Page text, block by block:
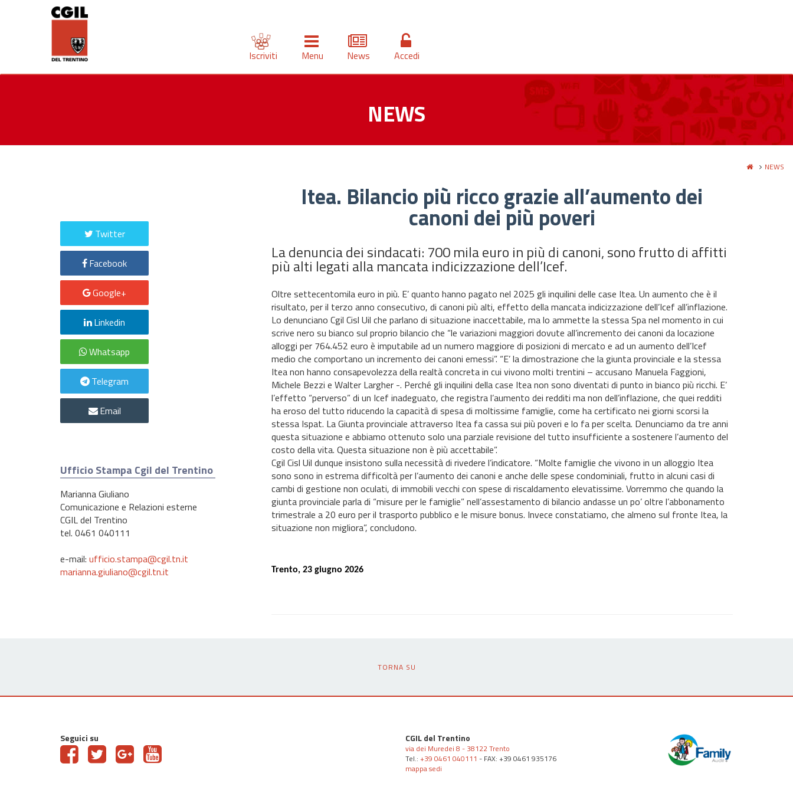
Iscriviti Menu News Accedi
NEWS
NEWS
Itea. Bilancio più ricco grazie all’aumento dei
canoni dei più poveri
La denuncia dei sindacati: 700 mila euro in più di canoni, sono frutto di affitti
più alti legati alla mancata indicizzazione dell’Icef.
Oltre settecentomila euro in più. E’ quanto hanno pagato nel 2025 gli inquilini delle case Itea. Un aumento che è il
risultato, per il terzo anno consecutivo, di canoni più alti, effetto della mancata indicizzazione dell’Icef all’inflazione.
Lo denunciano Cgil Cisl Uil che parlano di situazione inaccettabile, ma lo ammette la stessa Spa nel momento in cui
scrive nero su bianco sul proprio bilancio che “le variazioni maggiori dovute all’incremento dei canoni da locazione
alloggi per 764.452 euro è imputabile ad un numero maggiore di posizioni di mercato e ad un aumento dell’Icef
medio che comportano un incremento dei canoni emessi”. “E’ la dimostrazione che la giunta provinciale e la stessa
Itea non hanno consapevolezza della realtà concreta in cui vivono molti trentini – accusano Manuela Faggioni,
Michele Bezzi e Walter Largher -. Perché gli inquilini della case Itea non sono diventati di punto in bianco più ricchi. E’
l’effetto “perverso” di un Icef inadeguato, che registra l’aumento dei redditi ma non dell’inflazione, che quei redditi
ha eroso del tutto riducendo la capacità di spesa di moltissime famiglie, come ha certificato nei giorni scorsi la
stessa Ispat. La Giunta provinciale attraverso Itea fa cassa sui più poveri e lo fa per scelta. Denunciamo da tre anni
questa situazione e abbiamo ottenuto solo una parziale revisione del tutto insufficiente a sostenere l’aumento del
costo della vita. Questa situazione non è più accettabile”.
Cgil Cisl Uil dunque insistono sulla necessità di rivedere l’indicatore. “Molte famiglie che vivono in un alloggio Itea
sono sono in estrema difficoltà per l’aumento dei canoni e anche delle spese condominiali, frutto in alcuni casi di
cambi di gestione non oculati, di immobili vecchi con spese di riscaldamento elevatissime. Vorremmo che quando la
giunta provinciale parla di “misure per le famiglie” nell’assestamento di bilancio andasse un po’ oltre l’abbonamento
trimestrale a 20 euro per il trasporto pubblico e le misure bonus. Invece constatiamo, che almeno sul fronte Itea, la
situazione non migliora”, concludono.
Trento, 23giugno 2026
Twitter
Facebook
Google+
Linkedin
Whatsapp
Telegram
Email
Ufficio Stampa Cgil del Trentino
Marianna Giuliano
Comunicazione e Relazioni esterne
CGIL del Trentino
tel. 0461 040111
e-mail: ufficio.stampa@cgil.tn.it
marianna.giuliano@cgil.tn.it
TORNA SU
Seguici su CGIL del Trentino
via dei Muredei 8 - 38122 Trento
Tel.: +39 0461 040111 - FAX: +39 0461 935176
mappa sedi